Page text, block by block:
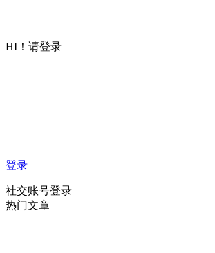
HI！请登录
登录
社交账号登录
热门文章